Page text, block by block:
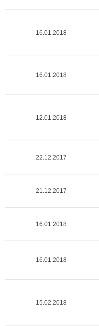
16.01.2018
16.01.2018
12.01.2018
22.12.2017
21.12.2017
16.01.2018
16.01.2018
15.02.2018